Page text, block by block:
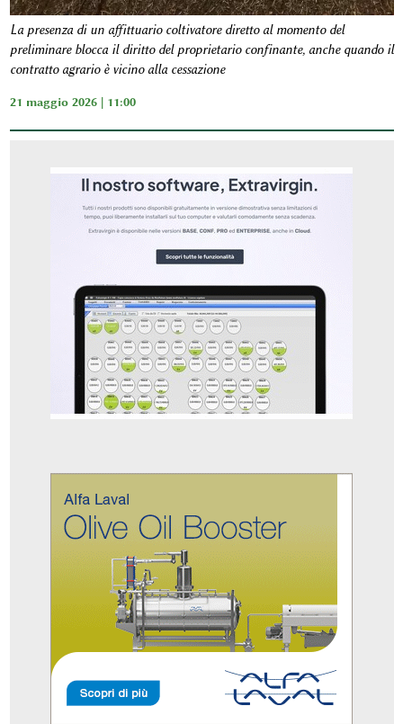
La presenza di un affittuario coltivatore diretto al momento del
preliminare blocca il diritto del proprietario confinante, anche quando il
contratto agrario è vicino alla cessazione
21 maggio 2026 | 11:00